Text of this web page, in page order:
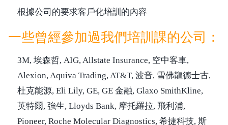
根據公司的要求客戶化培訓的內容
一些曾經參加過我們培訓課的公司：
3M, 埃森哲, AIG, Allstate Insurance, 空中客車,
Alexion, Aquiva Trading, AT&T, 波音, 雪佛龍德士古,
杜克能源, Eli Lily, GE, GE 金融, Glaxo SmithKline,
英特爾, 強生, Lloyds Bank, 摩托羅拉, 飛利浦,
Pioneer, Roche Molecular Diagnostics, 希捷科技, 斯